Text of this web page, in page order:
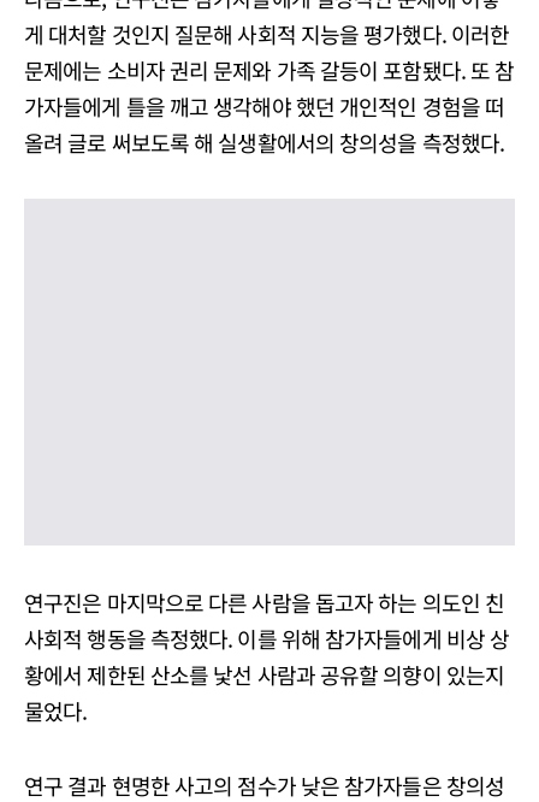
게 대처할 것인지 질문해 사회적 지능을 평가했다. 이러한
문제에는 소비자 권리 문제와 가족 갈등이 포함됐다. 또 참
가자들에게 틀을 깨고 생각해야 했던 개인적인 경험을 떠
올려 글로 써보도록 해 실생활에서의 창의성을 측정했다.
연구진은 마지막으로 다른 사람을 돕고자 하는 의도인 친
사회적 행동을 측정했다. 이를 위해 참가자들에게 비상 상
황에서 제한된 산소를 낯선 사람과 공유할 의향이 있는지
물었다.
연구 결과 현명한 사고의 점수가 낮은 참가자들은 창의성